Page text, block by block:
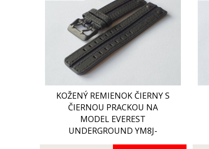
KOŽENÝ REMIENOK ČIERNY S
ČIERNOU PRACKOU NA
MODEL EVEREST
UNDERGROUND YM8J-
597C547